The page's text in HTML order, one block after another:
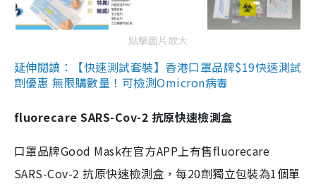
點擊圖片放大
延伸閱讀：【快速測試套裝】香港口罩品牌$19快速測試
劑優惠 無限購數量！可檢測Omicron病毒
fluorecare SARS-Cov-2 抗原快速檢測盒
口罩品牌Good Mask在官方APP上有售fluorecare
SARS-Cov-2 抗原快速檢測盒，每20劑獨立包裝為1個單